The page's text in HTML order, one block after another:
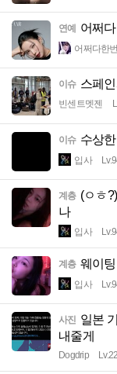
연예 어쩌
어쩌다한번
이슈 스페
빈센트멧젠
이슈 수상
입사
계층 (ㅇㅎ
나
입사
계층 웨이
입사
사진 일본
내줄게
Dogdrip Lv.22